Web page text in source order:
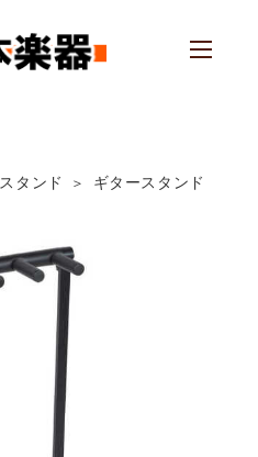
スタンド ギタースタンド